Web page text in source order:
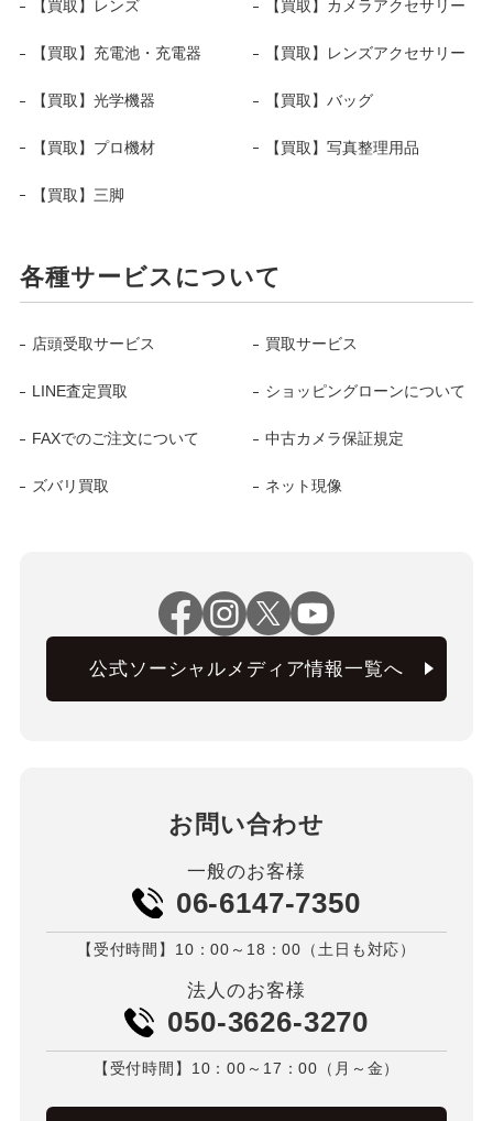
【買取】レンズ 【買取】カメラアクセサリー
【買取】充電池・充電器 【買取】レンズアクセサリー
【買取】光学機器 【買取】バッグ
【買取】プロ機材 【買取】写真整理用品
【買取】三脚
各種サービスについて
店頭受取サービス 買取サービス
LINE査定買取 ショッピングローンについて
FAXでのご注文について 中古カメラ保証規定
ズバリ買取 ネット現像
公式ソーシャルメディア情報一覧へ
お問い合わせ
一般のお客様
06-6147-7350
【受付時間】10：00～18：00（土日も対応）
法人のお客様
050-3626-3270
【受付時間】10：00～17：00（月～金）